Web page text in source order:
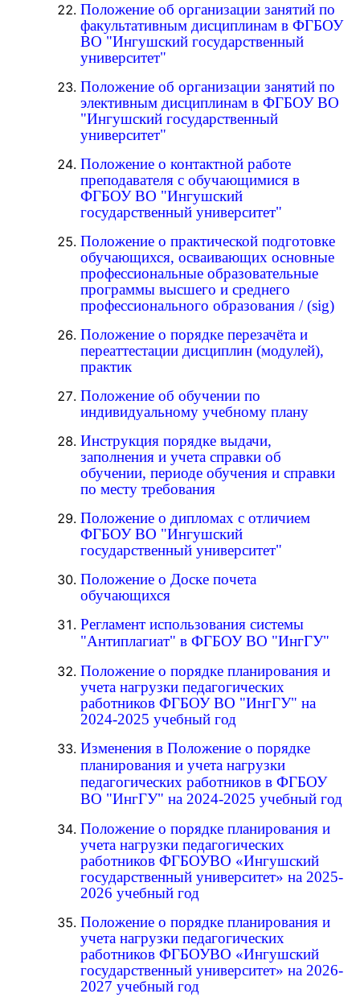
Положение об организации занятий по
факультативным дисциплинам в ФГБОУ
ВО "Ингушский государственный
университет"
Положение об организации занятий по
элективным дисциплинам в ФГБОУ ВО
"Ингушский государственный
университет"
Положение о контактной работе
преподавателя с обучающимися в
ФГБОУ ВО "Ингушский
государственный университет"
Положение о практической подготовке
обучающихся, осваивающих основные
профессиональные образовательные
программы высшего и среднего
профессионального образования /(sig)
Положение о порядке перезачёта и
переаттестации дисциплин (модулей),
практик
Положение об обучении по
индивидуальному учебному плану
Инструкция порядке выдачи,
заполнения и учета справки об
обучении, периоде обучения и справки
по месту требования
Положение о дипломах с отличием
ФГБОУ ВО "Ингушский
государственный университет"
Положение о Доске почета
обучающихся
Регламент использования системы
"Антиплагиат" в ФГБОУ ВО "ИнгГУ"
Положение о порядке планирования и
учета нагрузки педагогических
работников ФГБОУ ВО "ИнгГУ" на
2024-2025 учебный год
Изменения в Положение о порядке
планирования и учета нагрузки
педагогических работников в ФГБОУ
ВО "ИнгГУ" на 2024-2025 учебный год
Положение о порядке планирования и
учета нагрузки педагогических
работников ФГБОУВО «Ингушский
государственный университет» на 2025-
2026 учебный год
Положение о порядке планирования и
учета нагрузки педагогических
работников ФГБОУВО «Ингушский
государственный университет» на 2026-
2027 учебный год